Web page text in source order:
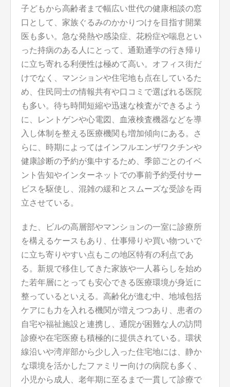
子どもから高齢者まで幅広い世代の健康相談の窓
口として、家族ぐるみのかかりつけを目指す開業
医も多い。急な発熱や感染症、花粉症や喘息とい
った持病のある人にとって、通勤通学の行き帰り
に立ち寄れる利便性は極めて高い。オフィス街だ
けでなく、マンションや住宅地も点在しているた
め、住民同士の情報共有や口コミで選ばれる医院
も多い。待ち時間短縮や迅速な検査ができるよう
に、レントゲンや心電図、血液検査機器などを導
入し体制を整える医療機関も増加傾向にある。さ
らに、時期によってはインフルエンザワクチンや
健康診断の予約が集中するため、季節ごとのイベ
ント告知やインターネットでの事前予約受付サー
ビスを駆使し、混雑の緩和とスムーズな受診を両
立させている。
また、ビルの高層部やマンションの一室に診療所
を構えるケースもあり、仕事帰りや買い物ついで
に立ち寄りやすい点もこの地区特有の利点であ
る。新規で移住してきた家族や一人暮らしを始め
た若年層にとっても安心できる医療環境が身近に
整っているといえる。高齢化が進む中、地域包括
ケアにも力を入れる機関が増えつつあり、患者の
自宅や福祉施設と連携し、通院が困難な人の訪問
診療や在宅医療も積極的に提供されている。環状
線沿いや湾岸部から少し入った住宅地には、静か
な環境を活かしたファミリー向けの病院も多く、
小児から成人、老年期に至るまで一貫して診療で